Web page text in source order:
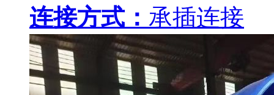
连接方式： 承插连接